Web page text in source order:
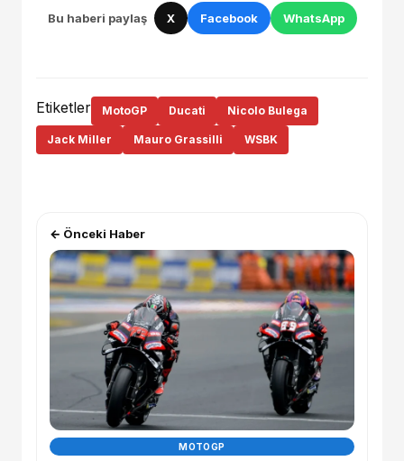
Bu haberi paylaş X Facebook WhatsApp
Etiketler MotoGP Ducati Nicolo Bulega
Jack Miller Mauro Grassilli WSBK
← Önceki Haber
MOTOGP